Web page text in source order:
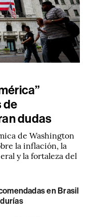
de
dudas
de Washington
la inflación, la
y la fortaleza del
en Brasil